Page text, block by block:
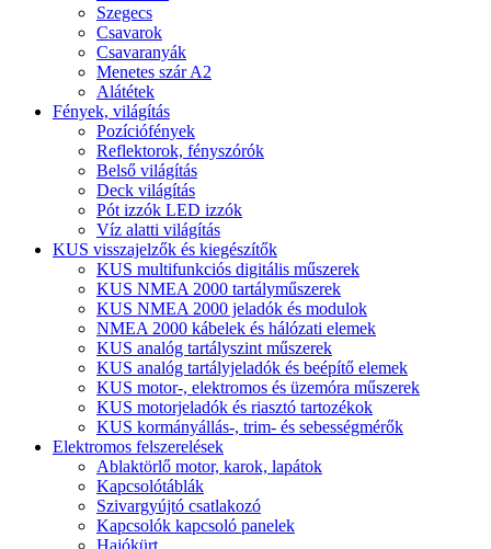
Szegecs
Csavarok
Csavaranyák
Menetes szár A2
Alátétek
Fények, világítás
Pozíciófények
Reflektorok, fényszórók
Belső világítás
Deck világítás
Pót izzók LED izzók
Víz alatti világítás
KUS visszajelzők és kiegészítők
KUS multifunkciós digitális műszerek
KUS NMEA 2000 tartályműszerek
KUS NMEA 2000 jeladók és modulok
NMEA 2000 kábelek és hálózati elemek
KUS analóg tartályszint műszerek
KUS analóg tartályjeladók és beépítő elemek
KUS motor-, elektromos és üzemóra műszerek
KUS motorjeladók és riasztó tartozékok
KUS kormányállás-, trim- és sebességmérők
Elektromos felszerelések
Ablaktörlő motor, karok, lapátok
Kapcsolótáblák
Szivargyújtó csatlakozó
Kapcsolók kapcsoló panelek